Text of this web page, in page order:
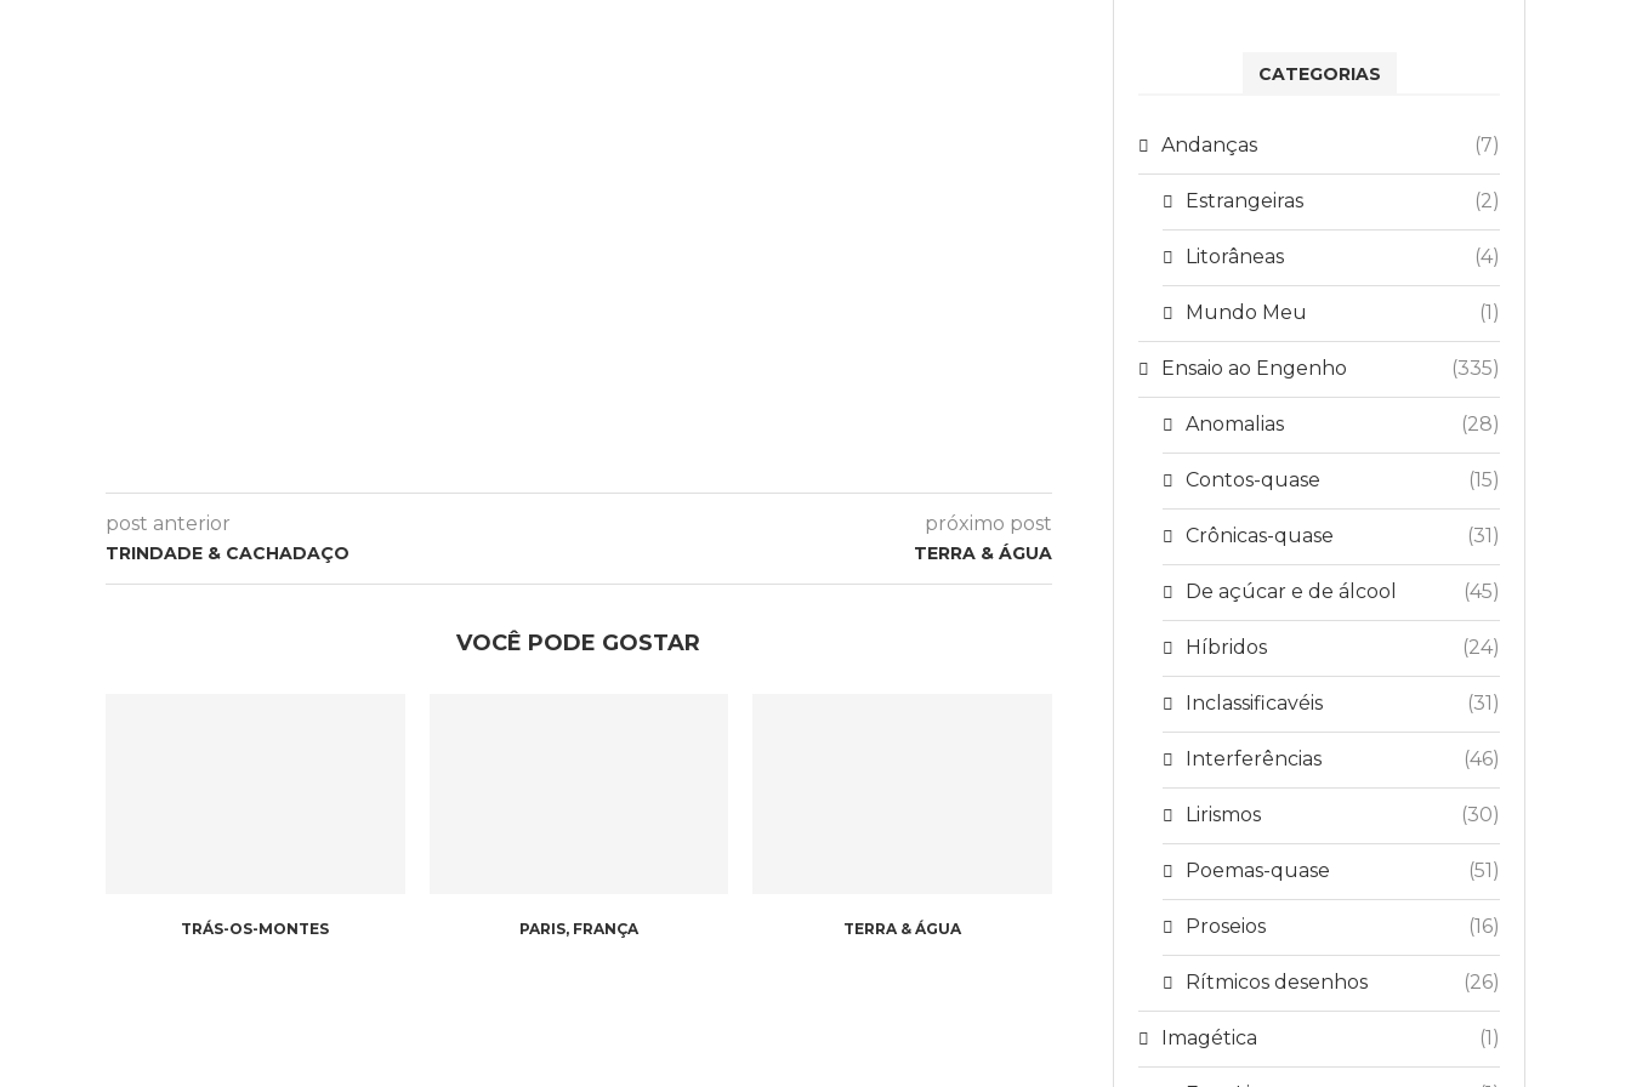
post anterior
TRINDADE & CACHADAÇO
próximo post
TERRA & ÁGUA
VOCÊ PODE GOSTAR
TRÁS-OS-MONTES PARIS, FRANÇA TERRA & ÁGUA
CATEGORIAS
Andanças (7)
Estrangeiras (2)
Litorâneas (4)
Mundo Meu (1)
Ensaio ao Engenho (335)
Anomalias (28)
Contos-quase (15)
Crônicas-quase (31)
De açúcar e de álcool (45)
Híbridos (24)
Inclassificavéis (31)
Interferências (46)
Lirismos (30)
Poemas-quase (51)
Proseios (16)
Rítmicos desenhos (26)
Imagética (1)